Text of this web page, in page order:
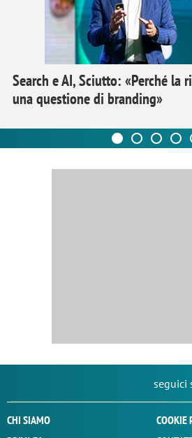
Search e AI, Sciutto: «Perché la
una questione di branding»
seguici
CHI SIAMO
COOKIE